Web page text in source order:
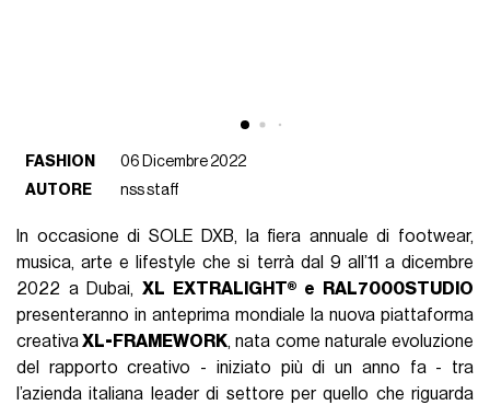
FASHION
06 Dicembre 2022
AUTORE
nss staff
In occasione di SOLE DXB, la fiera annuale di footwear,
musica, arte e lifestyle che si terrà dal 9 all’11 a dicembre
2022 a Dubai, XL EXTRALIGHT® e RAL7000STUDIO
presenteranno in anteprima mondiale la nuova piattaforma
creativaXL-FRAMEWORK, nata come naturale evoluzione
del rapporto creativo - iniziato più di un anno fa - tra
l’azienda italiana leader di settore per quello che riguarda